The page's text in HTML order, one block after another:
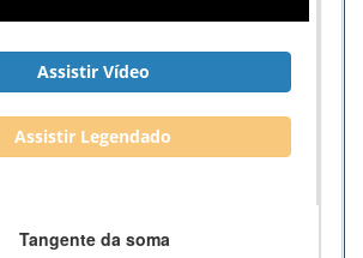
Assistir Vídeo
Assistir Legendado
Tangente da soma